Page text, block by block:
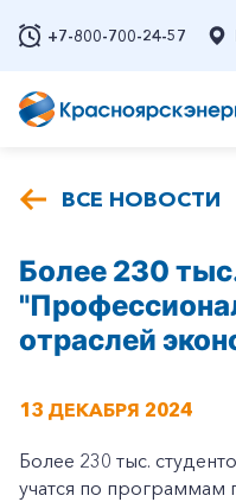
+7-800-700-24-57
ВСЕ НОВОСТИ
Более 230
отраслей
13 ДЕКАБРЯ 2024
Более 230 тыс.
учатся по программам